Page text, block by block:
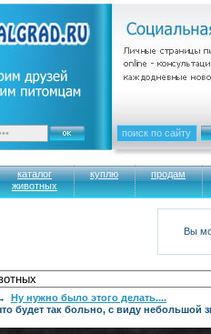
каталог
животных
куплю продам
Вы
Ну нужно было этого делать....
будет так больно, с виду небольшой